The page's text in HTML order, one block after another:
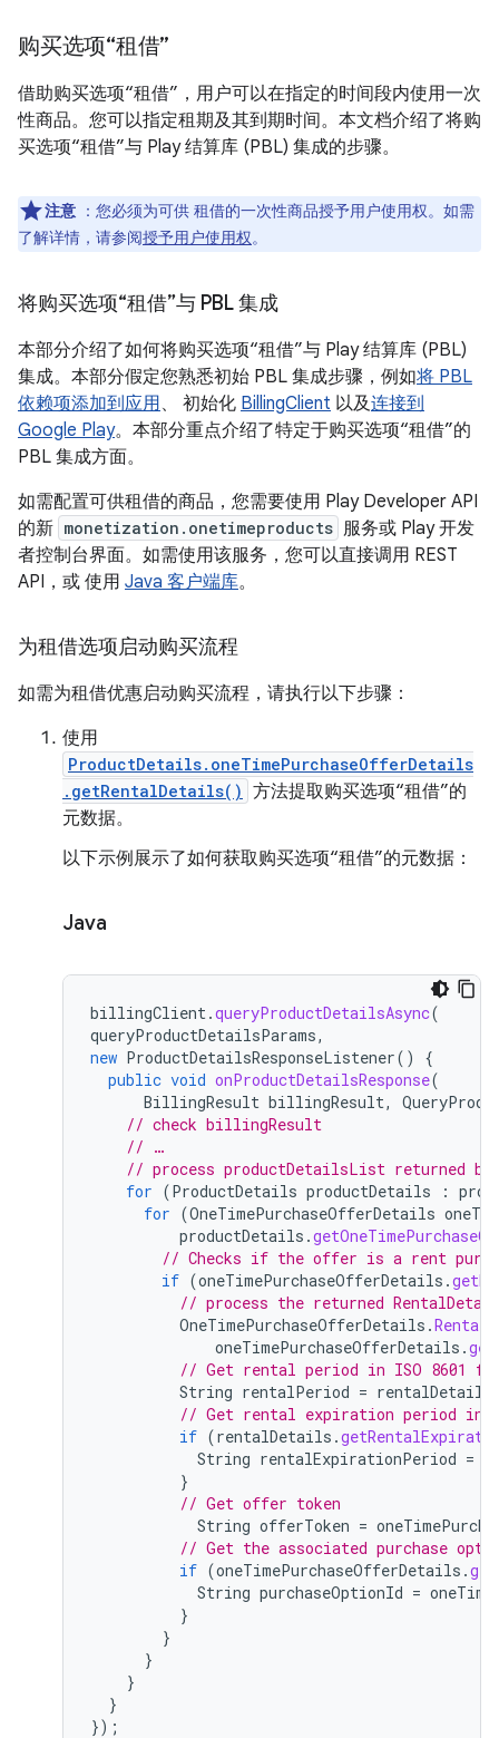
购买选项“租借”
借助购买选项“租借”，用户可以在指定的时间段内使用一次
性商品。您可以指定租期及其到期时间。本文档介绍了将购
买选项“租借”与 Play 结算库 (PBL) 集成的步骤。
注意 ：您必须为可供 租借的一次性商品授予用户使用权。如需
了解详情，请参阅授予用户使用权。
将购买选项“租借”与 PBL 集成
本部分介绍了如何将购买选项“租借”与 Play 结算库 (PBL)
集成。本部分假定您熟悉初始 PBL 集成步骤，例如将 PBL
依赖项添加到应用、 初始化 BillingClient 以及连接到
Google Play。本部分重点介绍了特定于购买选项“租借”的
PBL 集成方面。
如需配置可供租借的商品，您需要使用 Play Developer API
的新 monetization.onetimeproducts 服务或 Play 开发
者控制台界面。如需使用该服务，您可以直接调用 REST
API，或 使用 Java 客户端库。
为租借选项启动购买流程
如需为租借优惠启动购买流程，请执行以下步骤：
使用
ProductDetails.oneTimePurchaseOfferDetails
.getRentalDetails() 方法提取购买选项“租借”的
元数据。
以下示例展示了如何获取购买选项“租借”的元数据：
Java
billingClient.queryProductDetailsAsync(
queryProductDetailsParams,
new ProductDetailsResponseListener()
{
public void onProductDetailsResponse(
BillingResult billingResult,
// check billingResult
// …
// process productDetailsList returned by
for (ProductDetails productDetails :
for (OneTimePurchaseOfferDetails
productDetails .
// Checks if the offer is a rent
if (oneTimePurchaseOfferDetails .
// process the returned
OneTimePurchaseOfferDetails .
oneTimePurchaseOfferDetails .
// Get rental period in ISO 8601
String rentalPeriod = rentalDetails
// Get rental expiration period in
if (rentalDetails .
String rentalExpirationPeriod =
}
// Get offer token
String offerToken =
// Get the associated purchase
if (oneTimePurchaseOfferDetails .
String purchaseOptionId =
}
}
}
}
}
});